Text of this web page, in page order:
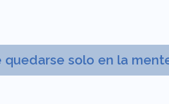
quedarse solo en la